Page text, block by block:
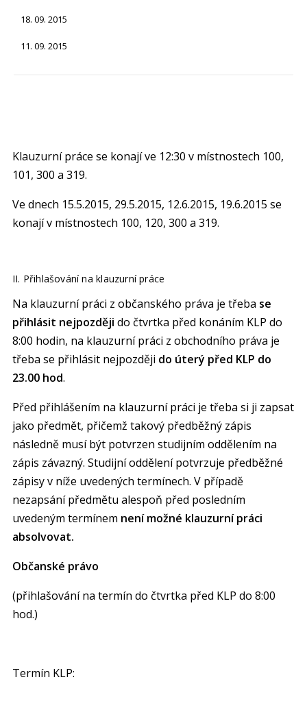
18. 09. 2015
11. 09. 2015
Klauzurní práce se konají ve 12:30 v místnostech 100,
101, 300 a 319.
Ve dnech 15.5.2015, 29.5.2015, 12.6.2015, 19.6.2015 se
konají v místnostech 100, 120, 300 a 319.
II. Přihlašování na klauzurní práce
Na klauzurní práci z občanského práva je třeba se
přihlásit nejpozději do čtvrtka před konáním KLP do
8:00 hodin, na klauzurní práci z obchodního práva je
třeba se přihlásit nejpozději do úterý před KLP do
23.00 hod.
Před přihlášením na klauzurní práci je třeba si ji zapsat
jako předmět, přičemž takový předběžný zápis
následně musí být potvrzen studijním oddělením na
zápis závazný. Studijní oddělení potvrzuje předběžné
zápisy v níže uvedených termínech. V případě
nezapsání předmětu alespoň před posledním
uvedeným termínem není možné klauzurní práci
absolvovat.
Občanské právo
(přihlašování na termín do čtvrtka před KLP do 8:00
hod.)
Termín KLP: